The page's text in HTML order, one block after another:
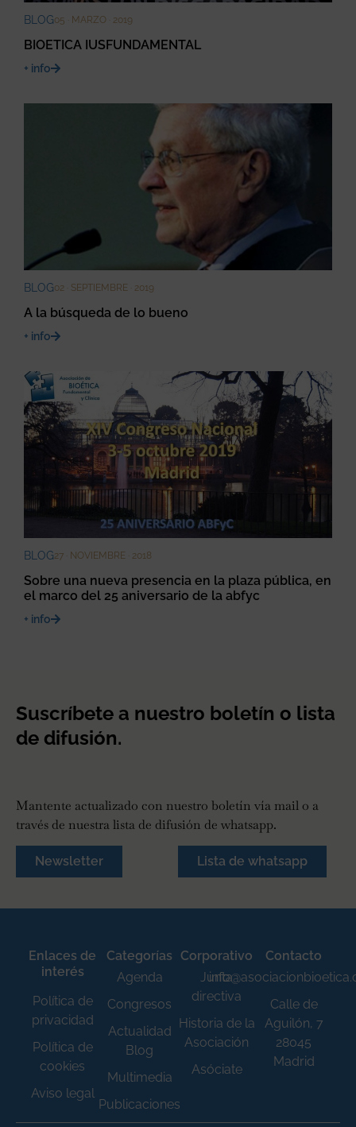
BLOG05 · MARZO · 2019
BIOETICA IUSFUNDAMENTAL
+ info
BLOG02 · SEPTIEMBRE · 2019
A la búsqueda de lo bueno
+ info
BLOG27 · NOVIEMBRE · 2018
Sobre una nueva presencia en la plaza pública, en
el marco del 25 aniversario de la abfyc
+ info
Suscríbete a nuestro boletín o lista
de difusión.
Mantente actualizado con nuestro boletín vía mail o a
través de nuestra lista de difusión de whatsapp.
Newsletter Lista de whatsapp
Enlaces de
interés
Política de
privacidad
Política de
cookies
Aviso legal
Categorías
Agenda
Congresos
Actualidad
Blog
Multimedia
Publicaciones
Corporativo
Junta
directiva
Historia de la
Asociación
Asóciate
Contacto
Calle de
Aguilón, 7
28045
Madrid